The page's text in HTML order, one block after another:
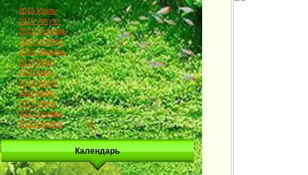
2015 Июль
2015 Август
2015 Октябрь
2015 Ноябрь
2015 Декабрь
2016 Март
2016 Май
2016 Июль
2017 Март
2017 Июль
2017 Ноябрь
2018 Апрель
Календарь